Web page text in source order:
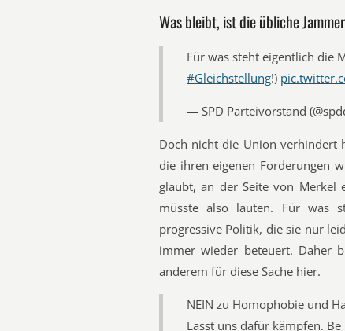
Was bleibt, ist die übliche
Für was steht eigentlich die
#Gleichstellung!)
— SPD Parteivorstand
Doch nicht die Union verhindert
die ihren eigenen Forderungen
glaubt, an der Seite von Merkel
müsste also lauten. Für was
progressive Politik, die sie nur
immer wieder beteuert. Daher
anderem für diese Sache hier.
NEIN zu Homophobie und
Lasst uns dafür kämpfen.